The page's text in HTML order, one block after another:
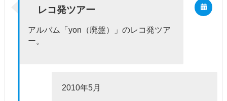
レコ発ツアー
アルバム「yon（廃盤）」のレコ発ツア
ー。
2010年5月